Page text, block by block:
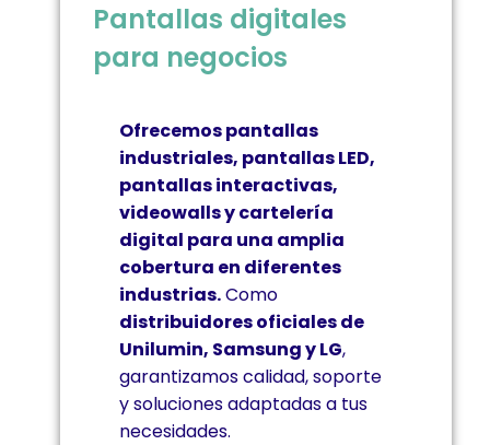
Pantallas digitales
para negocios
Ofrecemos pantallas
industriales, pantallas LED,
pantallas interactivas,
videowalls y cartelería
digital para una amplia
cobertura en diferentes
industrias.Como
distribuidores oficiales de
Unilumin, Samsung y LG,
garantizamos calidad, soporte
y soluciones adaptadas a tus
necesidades.